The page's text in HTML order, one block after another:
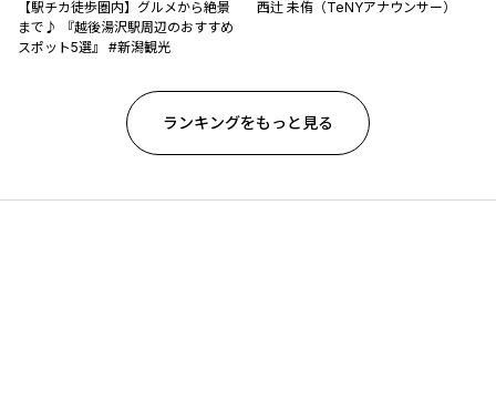
【駅チカ徒歩圏内】グルメから絶景
まで♪ 『越後湯沢駅周辺のおすすめ
スポット5選』 #新潟観光
西辻 未侑（TeNYアナウンサー）
ランキングをもっと見る